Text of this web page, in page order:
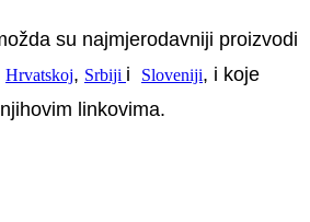
su najmjerodavniji proizvodi
Hrvatskoj, Srbiji i Sloveniji, i koje
linkovima.